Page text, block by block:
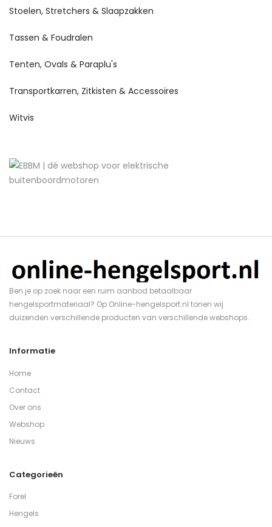
Stoelen, Stretchers & Slaapzakken
Tassen & Foudralen
Tenten, Ovals & Paraplu's
Transportkarren, Zitkisten & Accessoires
Witvis
Ben je op zoek naar een ruim aanbod betaalbaar
hengelsportmateriaal? Op Online-hengelsport.nl tonen wij
duizenden verschillende producten van verschillende webshops.
Informatie
Home
Contact
Over ons
Webshop
Nieuws
Categorieën
Forel
Hengels